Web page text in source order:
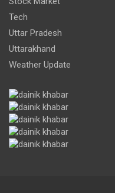
Tech
Uttar Pradesh
Uttarakhand
Weather Update